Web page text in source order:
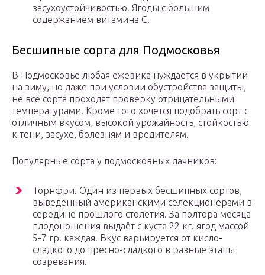
засухоустойчивостью. Ягоды с большим
содержанием витамина С.
Бесшипные сорта для Подмосковья
В Подмосковье любая ежевика нуждается в укрытии
на зиму, но даже при условии обустройства защиты,
не все сорта проходят проверку отрицательными
температурами. Кроме того хочется подобрать сорт с
отличным вкусом, высокой урожайность, стойкостью
к тени, засухе, болезням и вредителям.
Популярные сорта у подмосковных дачников:
Торнфри. Один из первых бесшипных сортов,
выведенный американскими селекционерами в
середине прошлого столетия. За полтора месяца
плодоношения выдаёт с куста 22 кг. ягод массой
5-7 гр. каждая. Вкус варьируется от кисло-
сладкого до пресно-сладкого в разные этапы
созревания.